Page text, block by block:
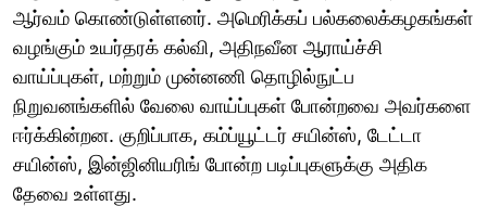
ஆர்வம் கொண்டுள்ளனர். அமெரிக்கப் பல்கலைக்கழகங்கள்
வழங்கும் உயர்தரக் கல்வி, அதிநவீன ஆராய்ச்சி
வாய்ப்புகள், மற்றும் முன்னணி தொழில்நுட்ப
நிறுவனங்களில் வேலை வாய்ப்புகள் போன்றவை அவர்களை
ஈர்க்கின்றன. குறிப்பாக, கம்ப்யூட்டர் சயின்ஸ், டேட்டா
சயின்ஸ், இன்ஜினியரிங் போன்ற படிப்புகளுக்கு அதிக
தேவை உள்ளது.